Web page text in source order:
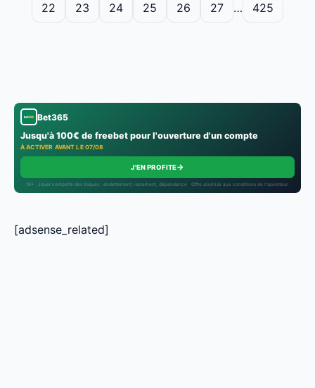
22 23 24 25 26 27 … 425
Bet365
Jusqu'à 100€ de freebet pour l'ouverture d'un compte
À ACTIVER AVANT LE 07/08
J'EN PROFITE→
18+ · Jouer comporte des risques : endettement, isolement, dépendance · Offre soumise aux conditions de l’opérateur.
[adsense_related]